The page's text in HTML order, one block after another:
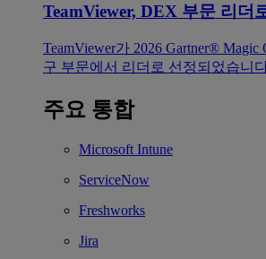
TeamViewer, DEX 부문 리더
TeamViewer가 2026 Gartner®
구 부문에서 리더로 선정되었습니
주요 통합
Microsoft Intune
ServiceNow
Freshworks
Jira